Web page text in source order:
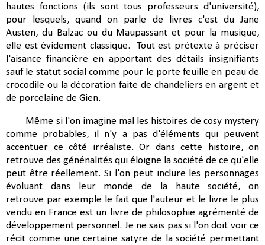
hautes fonctions (ils sont tous professeurs d'université),
pour lesquels, quand on parle de livres c'est du Jane
Austen, du Balzac ou du Maupassant et pour la musique,
elle est évidement classique. Tout est prétexte à préciser
l'aisance financière en apportant des détails insignifiants
sauf le statut social comme pour le porte feuille en peau de
crocodile oula décoration faite de chandeliers en argent et
de porcelaine de Gien.
Même si l'on imagine mal les histoires de cosy mystery
comme probables, il n'y a pas d'éléments qui peuvent
accentuer ce côté irréaliste. Or dans cette histoire, on
retrouve des génénalités qui éloigne la société de ce qu'elle
peut être réellement. Si l'on peut inclure les personnages
évoluant dans leur monde de la haute société, on
retrouve par exemple le fait que l'auteur et le livre le plus
vendu en France est un livre de philosophie agrémenté de
développement personnel. Je ne sais pas si l'on doit voir ce
récit comme une certaine satyre de la société permettant